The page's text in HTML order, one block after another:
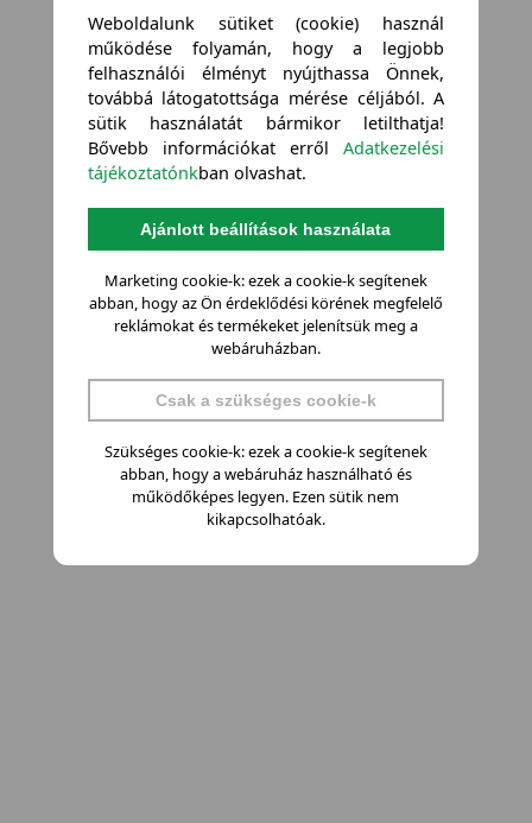
Weboldalunk sütiket (cookie) használ
működése folyamán, hogy a legjobb
felhasználói élményt nyújthassa Önnek,
továbbá látogatottsága mérése céljából. A
sütik használatát bármikor letilthatja!
Bővebb információkat errőlAdatkezelési
tájékoztatónkban olvashat.
Ajánlott beállítások használata
Marketing cookie-k: ezek a cookie-k segítenek
abban, hogy az Ön érdeklődési körének megfelelő
reklámokat és termékeket jelenítsük meg a
webáruházban.
Csak a szükséges cookie-k
Szükséges cookie-k: ezek a cookie-k segítenek
abban, hogy a webáruház használható és
működőképes legyen. Ezen sütik nem
kikapcsolhatóak.